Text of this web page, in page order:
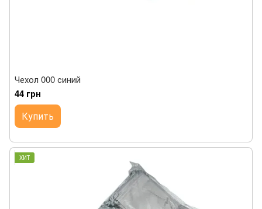
Чехол 000 синий
44 грн
Купить
ХИТ